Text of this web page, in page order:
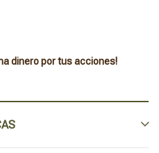
dinero por tus acciones!